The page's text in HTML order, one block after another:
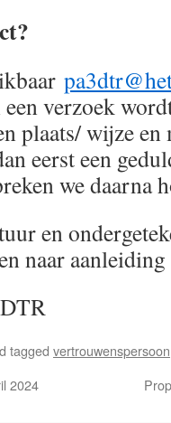
verzoek
plaats/ wijze
eerst een
we daarna
en
naar
tagged vertrouwenspersoon
2024